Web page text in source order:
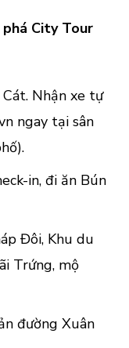
City Tour
Nhận xe tự
ngay tại sân
in, đi ăn Bún
Đôi, Khu du
Trứng, mộ
đường Xuân